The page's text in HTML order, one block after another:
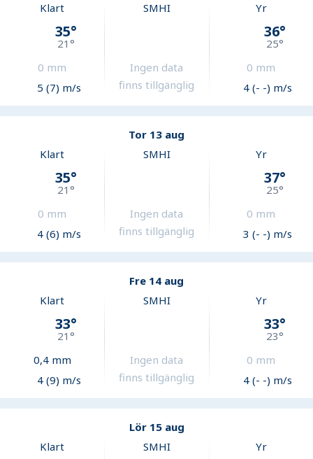
Klart
35°
21°
0 mm
5 (7) m/s
SMHI
Ingen data
finns tillgänglig
Yr
36°
25°
0 mm
4 (- -) m/s
Tor 13 aug
Klart
35°
21°
0 mm
4 (6) m/s
SMHI
Ingen data
finns tillgänglig
Yr
37°
25°
0 mm
3 (- -) m/s
Fre 14 aug
Klart
33°
21°
0,4mm
4 (9) m/s
SMHI
Ingen data
finns tillgänglig
Yr
33°
23°
0 mm
4 (- -) m/s
Lör 15 aug
Klart
SMHI Yr